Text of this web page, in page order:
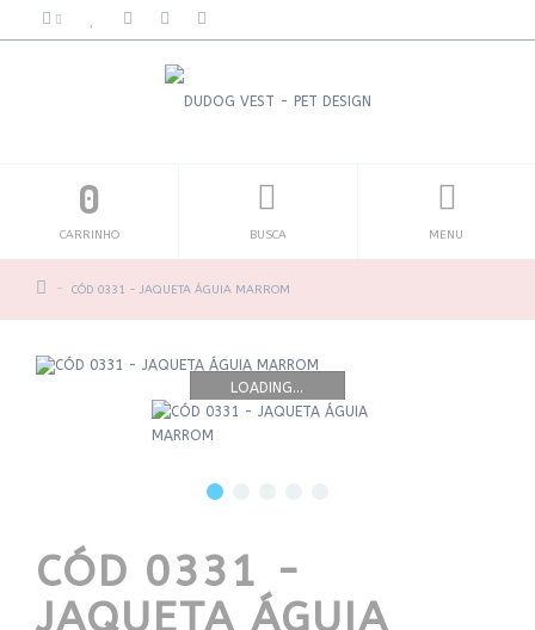
MENU
BUSCA
0
CARRINHO
CÓD 0331 - JAQUETA ÁGUIA MARROM
LOADING...
CÓD 0331 -
JAQUETA ÁGUIA